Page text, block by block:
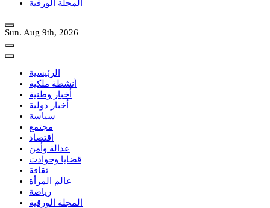
المجلة الورقية
Sun. Aug 9th, 2026
الرئيسية
أنشطة ملكية
أخبار وطنية
أخبار دولية
سياسة
مجتمع
اقتصاد
عدالة وأمن
قضايا وحوادث
ثقافة
عالم المرأة
رياضة
المجلة الورقية